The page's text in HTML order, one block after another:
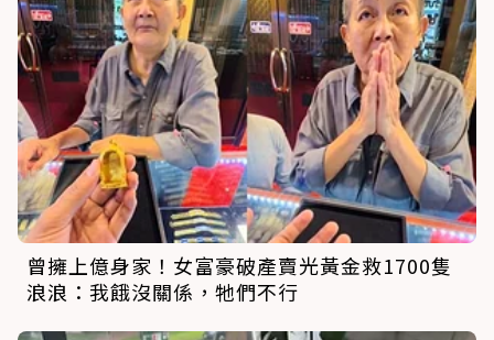
曾擁上億身家！女富豪破產賣光黃金救1700隻
浪浪：我餓沒關係，牠們不行